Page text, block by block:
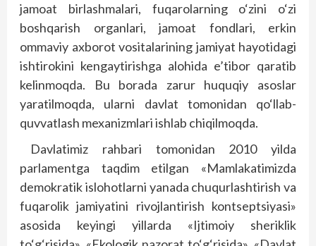
jamoat birlashmalari, fuqarolarning o‘zini o‘zi
boshqarish organlari, jamoat fondlari, erkin
ommaviy axborot vositalarining jamiyat hayotidagi
ishtirokini kengaytirishga alohida e’tibor qaratib
kelinmoqda. Bu borada zarur huquqiy asoslar
yaratilmoqda, ularni davlat tomonidan qo‘llab-
quvvatlash mexanizmlari ishlab chiqilmoqda.
Davlatimiz rahbari tomonidan 2010 yilda
parlamentga taqdim etilgan «Mamlakatimizda
demokratik islohotlarni yanada chuqurlashtirish va
fuqarolik jamiyatini rivojlantirish kontseptsiyasi»
asosida keyingi yillarda «Ijtimoiy sheriklik